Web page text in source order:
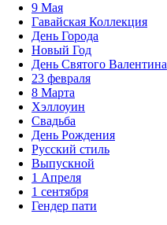
9 Мая
Гавайская Коллекция
День Города
Новый Год
День Святого Валентина
23 февраля
8 Марта
Хэллоуин
Свадьба
День Рождения
Русский стиль
Выпускной
1 Апреля
1 сентября
Гендер пати